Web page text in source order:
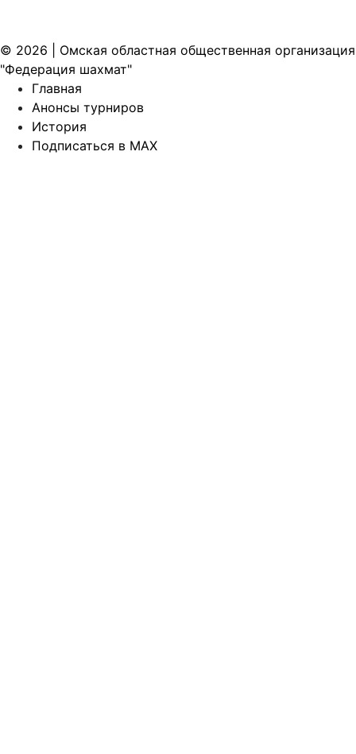
© 2026 | Омская областная общественная организация
"Федерация шахмат"
Главная
Анонсы турниров
История
Подписаться в MAX